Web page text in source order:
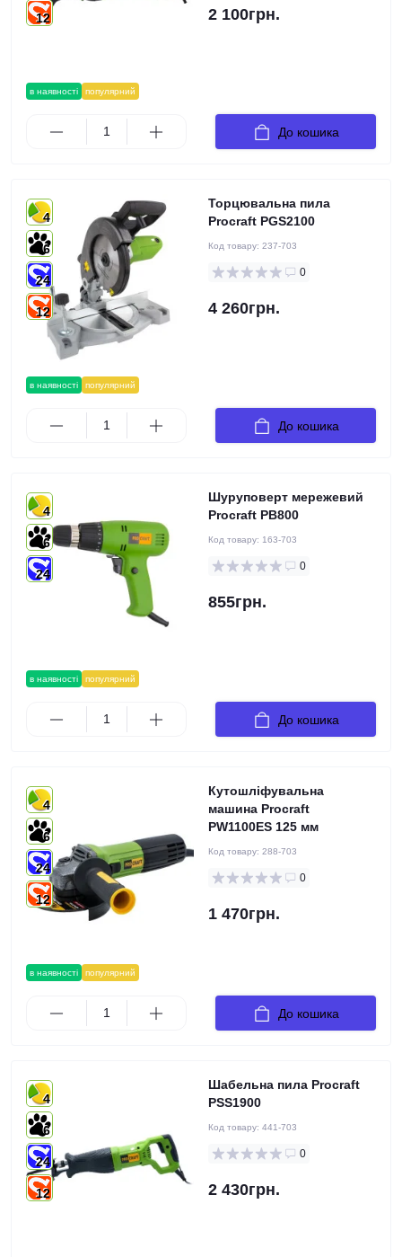
в наявності популярний
12 2 100грн.
До кошика
в наявності популярний
4
6
24
12
Торцювальна пила
Procraft PGS2100
Код товару: 237-703
0
4 260грн.
До кошика
в наявності популярний
4
6
24
Шуруповерт мережевий
Procraft PB800
Код товару: 163-703
0
855грн.
До кошика
в наявності популярний
4
6
24
12
Кутошліфувальна
машина Procraft
PW1100ES 125 мм
Код товару: 288-703
0
1 470грн.
До кошика
4
6
24
12
Шабельна пила Procraft
PSS1900
Код товару: 441-703
0
2 430грн.